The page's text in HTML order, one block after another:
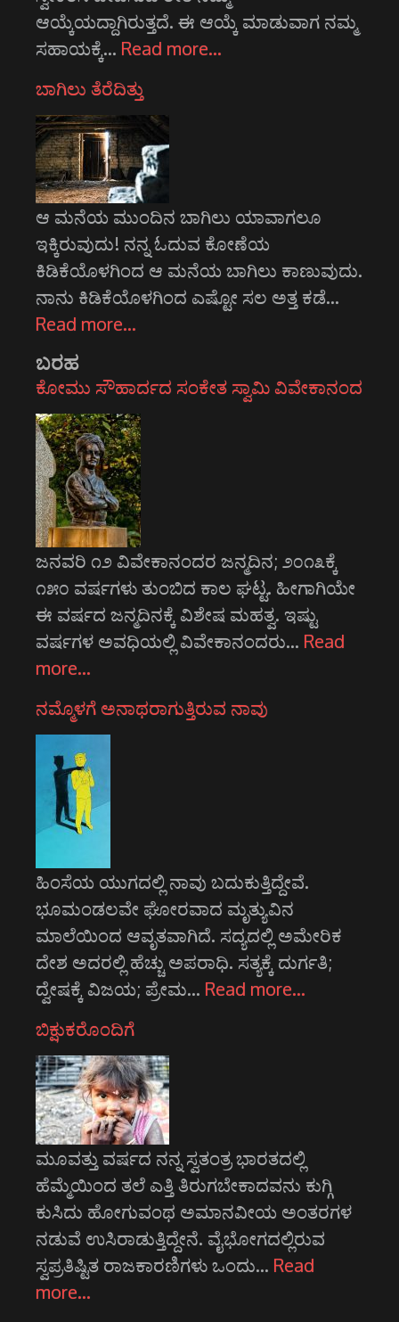
ಆಯ್ಕೆಯದ್ದಾಗಿರುತ್ತದೆ. ಈ ಆಯ್ಕೆ ಮಾಡುವಾಗ ನಮ್ಮ
ಸಹಾಯಕ್ಕೆ… Read more…
ಬಾಗಿಲು ತೆರೆದಿತ್ತು
ಆ ಮನೆಯ ಮುಂದಿನ ಬಾಗಿಲು ಯಾವಾಗಲೂ
ಇಕ್ಕಿರುವುದು! ನನ್ನ ಓದುವ ಕೋಣೆಯ
ಕಿಡಿಕೆಯೊಳಗಿಂದ ಆ ಮನೆಯ ಬಾಗಿಲು ಕಾಣುವುದು.
ನಾನು ಕಿಡಿಕೆಯೊಳಗಿಂದ ಎಷ್ಟೋ ಸಲ ಅತ್ತ ಕಡೆ…
Read more…
ಬರಹ
ಕೋಮು ಸೌಹಾರ್ದದ ಸಂಕೇತ ಸ್ವಾಮಿ ವಿವೇಕಾನಂದ
ಜನವರಿ ೧೨ ವಿವೇಕಾನಂದರ ಜನ್ಮದಿನ; ೨೦೧೩ಕ್ಕೆ
೧೫೦ ವರ್ಷಗಳು ತುಂಬಿದ ಕಾಲ ಘಟ್ಟ. ಹೀಗಾಗಿಯೇ
ಈ ವರ್ಷದ ಜನ್ಮದಿನಕ್ಕೆ ವಿಶೇಷ ಮಹತ್ವ. ಇಷ್ಟು
ವರ್ಷಗಳ ಅವಧಿಯಲ್ಲಿ ವಿವೇಕಾನಂದರು… Read
more…
ನಮ್ಮೊಳಗೆ ಅನಾಥರಾಗುತ್ತಿರುವ ನಾವು
ಹಿಂಸೆಯ ಯುಗದಲ್ಲಿ ನಾವು ಬದುಕುತ್ತಿದ್ದೇವೆ.
ಭೂಮಂಡಲವೇ ಘೋರವಾದ ಮೃತ್ಯುವಿನ
ಮಾಲೆಯಿಂದ ಆವೃತವಾಗಿದೆ. ಸದ್ಯದಲ್ಲಿ ಅಮೇರಿಕ
ದೇಶ ಅದರಲ್ಲಿ ಹೆಚ್ಚು ಅಪರಾಧಿ. ಸತ್ಯಕ್ಕೆ ದುರ್ಗತಿ;
ದ್ವೇಷಕ್ಕೆ ವಿಜಯ; ಪ್ರೇಮ… Read more…
ಬಿಕ್ಷುಕರೊಂದಿಗೆ
ಮೂವತ್ತು ವರ್ಷದ ನನ್ನ ಸ್ವತಂತ್ರ ಭಾರತದಲ್ಲಿ
ಹೆಮ್ಮೆಯಿಂದ ತಲೆ ಎತ್ತಿ ತಿರುಗಬೇಕಾದವನು ಕುಗ್ಗಿ
ಕುಸಿದು ಹೋಗುವಂಥ ಅಮಾನವೀಯ ಅಂತರಗಳ
ನಡುವೆ ಉಸಿರಾಡುತ್ತಿದ್ದೇನೆ. ವೈಭೋಗದಲ್ಲಿರುವ
ಸ್ವಪ್ರತಿಷ್ಟಿತ ರಾಜಕಾರಣಿಗಳು ಒಂದು… Read
more…